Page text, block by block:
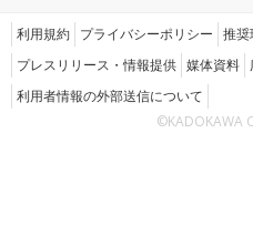
利用規約 プライバシーポリシー 推奨
プレスリリース・情報提供 媒体資料
利用者情報の外部送信について
©KADOKAWA